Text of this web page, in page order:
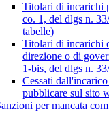
Titolari di incarichi
co. 1, del dlgs n.
tabelle)
Titolari di incarichi
direzione o di
1-bis, del dlgs n.
Cessati
pubblicare sul sito
per mancata